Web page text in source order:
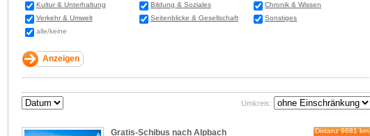
Kultur & Unterhaltung
Bildung & Soziales
Chronik & Wissen
Verkehr & Umwelt
Seitenblicke & Gesellschaft
Sonstiges
alle/keine
Umkreis:
Gratis-Schibus nach Alpbach Distanz 9681 km